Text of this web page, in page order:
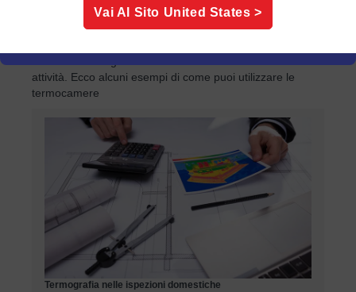
L'uso delle termocamere a fini di ispezione è chiamato
ispezione termografica. Le ispezioni termografiche
attività. Ecco alcuni esempi di come puoi utilizzare le
termocamere
Termografia nelle ispezioni domestiche
Vai Al Sito United States >